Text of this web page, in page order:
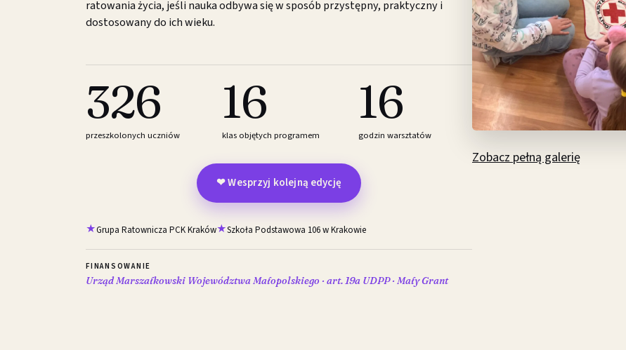
ratowania życia, jeśli nauka odbywa się w sposób przystępny, praktyczny i
dostosowany do ich wieku.
326
przeszkolonych uczniów
16
klas objętych programem
16
godzin warsztatów
❤ Wesprzyj kolejną edycję
Grupa Ratownicza PCK Kraków Szkoła Podstawowa 106 w Krakowie
FINANSOWANIE
Urząd Marszałkowski Województwa Małopolskiego · art. 19a UDPP · Mały Grant
Zobacz pełną galerię